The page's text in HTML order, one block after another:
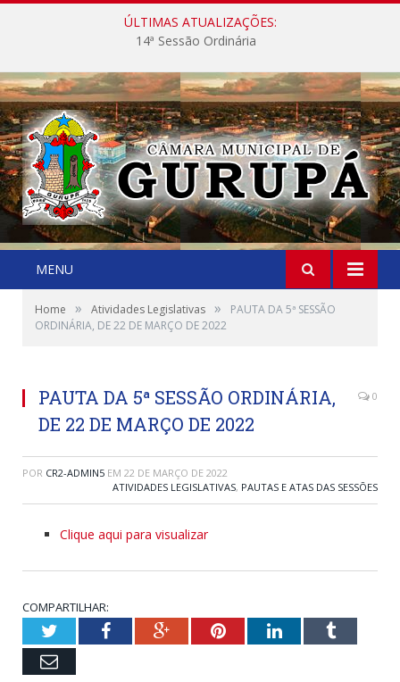
ÚLTIMAS ATUALIZAÇÕES:
14ª Sessão Ordinária
MENU
Home » Atividades Legislativas »
PAUTA DA 5ª SESSÃO
ORDINÁRIA, DE 22 DE MARÇO DE 2022
PAUTA DA 5ª SESSÃO ORDINÁRIA,
DE 22 DE MARÇO DE 2022
0
POR CR2-ADMIN5 EM 22 DE MARÇO DE 2022
ATIVIDADES LEGISLATIVAS, PAUTAS E ATAS DAS SESSÕES
Clique aqui para visualizar
COMPARTILHAR:
TwitterFacebookGoogle+PinterestLinkedInTumblr
Email